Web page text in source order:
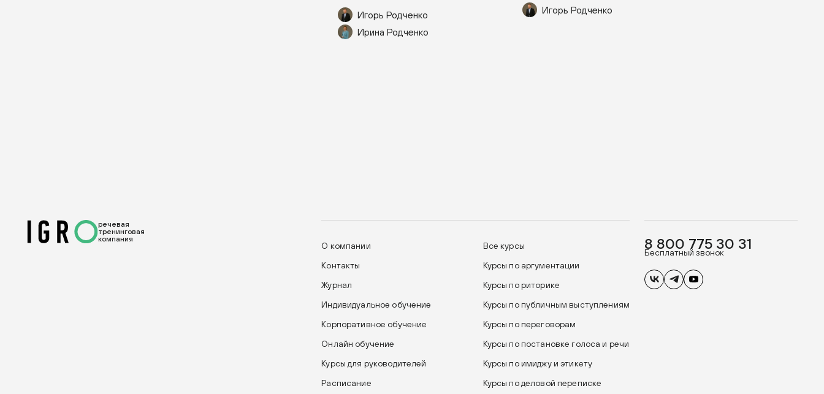
Игорь Родченко
Ирина Родченко
Игорь Родченко
речевая
тренинговая
компания
О компании
Все курсы
Контакты
Курсы по аргументации
Журнал
Курсы по риторике
Индивидуальное обучение
Курсы по публичным выступлениям
Корпоративное обучение
Курсы по переговорам
Онлайн обучение
Курсы по постановке голоса и речи
Курсы для руководителей
Курсы по имиджу и этикету
Расписание
Курсы по деловой переписке
8 800 775 30 31
Бесплатный звонок